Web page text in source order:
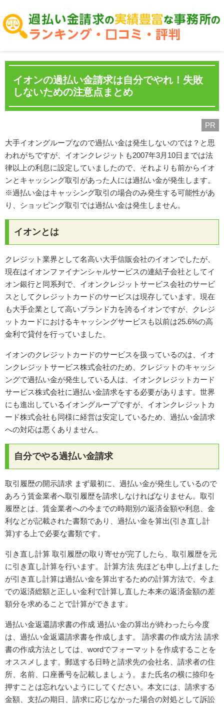
イオンの過払い金請求は自分でやれ！失敗
しないための注意点まとめ
PR
大手イオングループなので過払い金は発生しないのでは？と思
われがちですが、イオンクレジットも2007年3月10日までは法
律以上の利息に設定していましたので、それよりも前からイオ
ンとキャッシング取引があった人には過払い金が発生します。
※過払い金はキャッシング取引の場合のみ発生する可能性があ
り、ショッピング取引では過払い金は発生しません。
イオンとは
クレジット業界として名高い大手信販会社のイオンでしたが、
現在はイオンファイナンシャルサービスの連結子会社としてイ
オン銀行と同系列で、イオンクレジットサービス会社のサービ
スとしてクレジットカードのサービスは現存しています。現在
も大手企業として高いブランド力を誇るイオンですが、クレジ
ットカードにおけるキャッシングサービスも以前は25.6%の高
金利で貸付を行っていました。
イオンのクレジットカードのサービスを扱っているのは、イオ
ンクレジットサービス株式会社のため、クレジットのキャッシ
ングで過払い金が発生している人は、イオンクレジットカード
サービス株式会社に過払い金請求をする必要があります。世界
にも進出しているイオングループですが、イオンクレジットカ
ード株式会社も同様に経営は安定しているため、過払い金請求
への対応は悪くありません。
自分でやる過払い金請求
取引履歴の開示請求 まず最初に、過払い金が発生しているので
あろう賃金業者へ取引履歴を請求しなければなりません。取引
履歴とは、賃金業者への今までの時期別の返済金額や利息、金
利などが記載された書類であり、過払い金を算出(引き直し計
算)する上で必要な書類です。
引き直し計算 取引履歴の取り寄せが完了したら、取引履歴を元
に引き直し計算を行います。 計算方法 先ほども申し上げました
が引き直し計算は過払い金を算出するための計算方法で、今ま
での返済総額と正しい金利で計算し直した本来の返済金額の差
額分を求めることで計算ができます。
過払い金返還請求書の作成 過払い金の算出が終わったら今度
は、過払い金返還請求書を作成します。 請求書の作成方法 請求
書の作成方法としては、wordでフォーマットを作成することを
オススメします。郵送する日時と請求先の会社名、請求者の住
所、名前、口座番号を記載しましょう。また氏名の横に捺印を
押すことは忘れないようにしてください。本文には、請求する
金額、支払の期日、請求に応じなかった場合の対処として訴訟